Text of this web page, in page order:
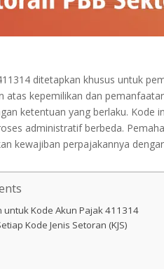
ditetapkan khusus untuk
atas kepemilikan dan
ketentuan yang berlaku.
administratif berbeda.
kewajiban perpajakannya
untuk Kode Akun Pajak 411314
Kode Jenis Setoran (KJS)